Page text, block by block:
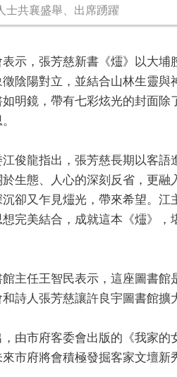
士共襄盛舉、出席踴躍
表示，張芳慈新書《爧》以大
徵陰陽對立，並結合山林生靈
如明鏡，帶有七彩炫光的封面
俊龍指出，張芳慈長期以客
生態、人心的深刻反省，更
卻又乍見爧光，帶來希望。
完美結合，成就這本《爧》
主任王智民表示，這座圖書
詩人張芳慈讓許良宇圖書館擴
由市府客委會出版的《我家
來市府將會積極發掘客家文壇新